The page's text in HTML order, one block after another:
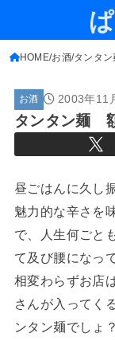
HOME お酒 タンタ
お酒 2003年11
タンタン麺
昼ごはんに久し
魅力的な辛さを
で、人生何ごと
て及び腰になっ
相変わらずお店
さんが入ってく
ンタン麺でしょ